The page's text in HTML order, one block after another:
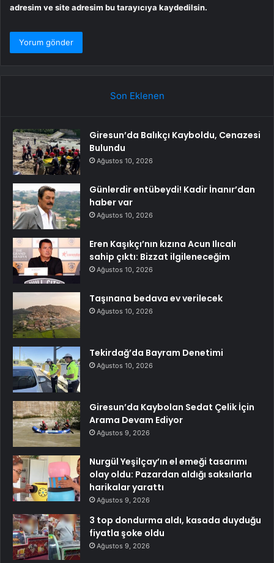
adresim ve site adresim bu tarayıcıya kaydedilsin.
Son Eklenen
Giresun’da Balıkçı Kayboldu, Cenazesi
Bulundu
Ağustos 10, 2026
Günlerdir entübeydi! Kadir İnanır’dan
haber var
Ağustos 10, 2026
Eren Kaşıkçı’nın kızına Acun Ilıcalı
sahip çıktı: Bizzat ilgileneceğim
Ağustos 10, 2026
Taşınana bedava ev verilecek
Ağustos 10, 2026
Tekirdağ’da Bayram Denetimi
Ağustos 10, 2026
Giresun’da Kaybolan Sedat Çelik İçin
Arama Devam Ediyor
Ağustos 9, 2026
Nurgül Yeşilçay’ın el emeği tasarımı
olay oldu: Pazardan aldığı saksılarla
harikalar yarattı
Ağustos 9, 2026
3 top dondurma aldı, kasada duyduğu
fiyatla şoke oldu
Ağustos 9, 2026